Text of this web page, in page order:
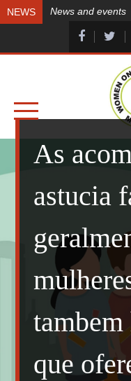
Skip
to
NEWS News and events
WOMEN ON
A HEALTHY
As
astucia
tambem
que